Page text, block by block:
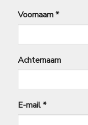
Voornaam*
Achternaam
E-mail*